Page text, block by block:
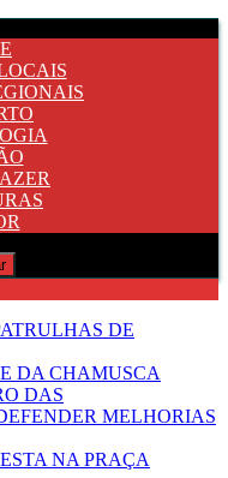
DE
DA CHAMUSCA
DAS
MELHORIAS
NA PRAÇA